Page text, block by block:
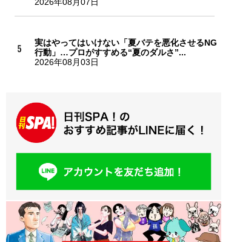
実はやってはいけない「夏バテを悪化させるNG
行動」…プロがすすめる“夏のダルさ”...
2026年08月03日